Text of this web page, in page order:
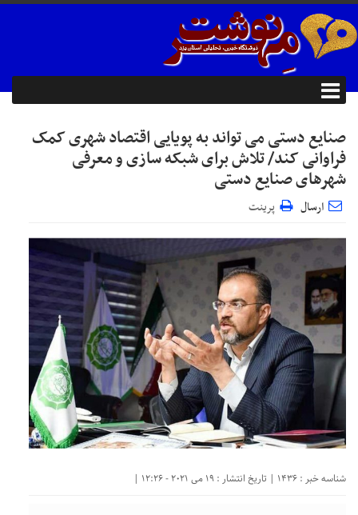
صنایع دستی می تواند به پویایی اقتصاد شهری کمک
فراوانی کند/ تلاش برای شبکه سازی و معرفی
شهرهای صنایع دستی
ارسال پرینت
شناسه خبر : 1436 | تاریخ انتشار : 19 می 2021 - 12:26 |